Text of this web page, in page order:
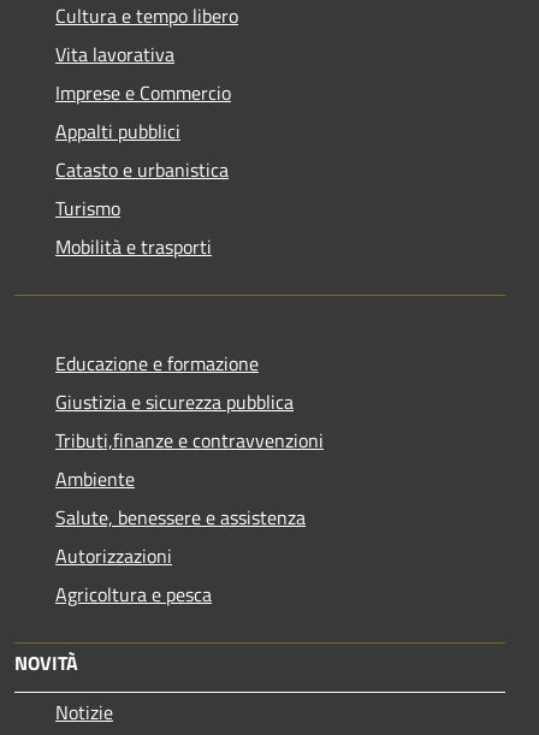
Cultura e tempo libero
Vita lavorativa
Imprese e Commercio
Appalti pubblici
Catasto e urbanistica
Turismo
Mobilità e trasporti
Educazione e formazione
Giustizia e sicurezza pubblica
Tributi,finanze e contravvenzioni
Ambiente
Salute, benessere e assistenza
Autorizzazioni
Agricoltura e pesca
NOVITÀ
Notizie